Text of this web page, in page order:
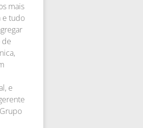
mais
e tudo
de
e